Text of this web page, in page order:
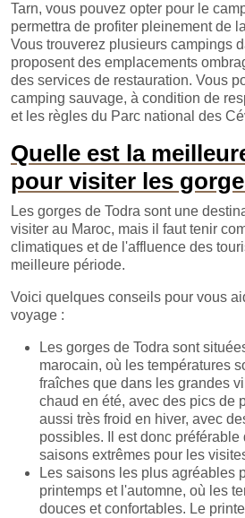
Tarn, vous pouvez opter pour le
permettra de profiter pleinement de
Vous trouverez plusieurs campings
proposent des emplacements
des services de restauration. Vous
camping sauvage, à condition de
et les règles du Parc national des
Quelle est la
pour visiter les
Les gorges de Todra sont une
visiter au Maroc, mais il faut tenir
climatiques et de l'affluence des
meilleure période.
Voici quelques conseils pour vous
voyage :
Les gorges de Todra sont
marocain, où les températures
fraîches que dans les grandes
chaud en été, avec des pics de
aussi très froid en hiver, avec
possibles. Il est donc préférable
saisons extrêmes pour les
Les saisons les plus agréables
printemps et l'automne, où les
douces et confortables. Le